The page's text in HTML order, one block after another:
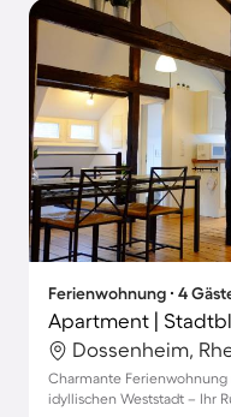
Ferienwohnung ∙ 4
Apartment |
Charmante
idyllischen Weststadt – Ihr